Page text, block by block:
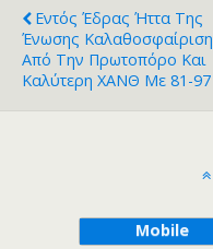
Εντός Έδρας Ήττα Της
Ένωσης
Από Την Πρωτοπόρο Και
Καλύτερη ΧΑΝΘ Με 81-97
Mobile